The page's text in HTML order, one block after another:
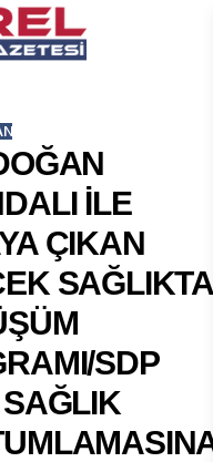
İLE
ÇIKAN
SAĞLIKTA
SDP